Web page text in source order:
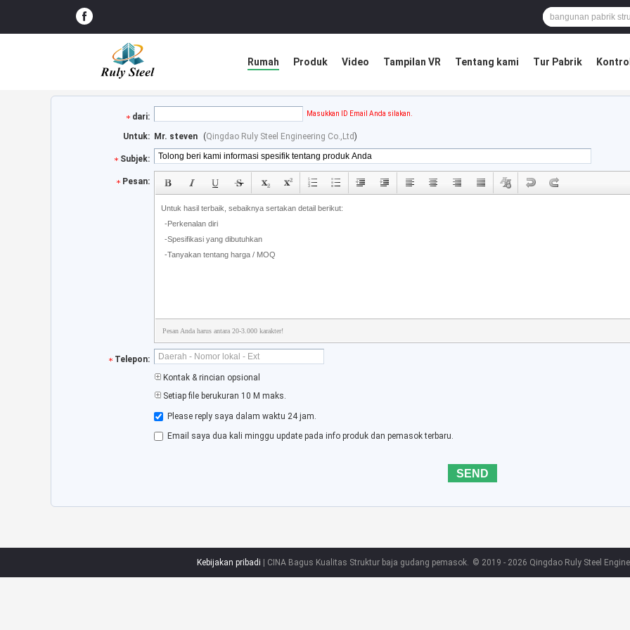
Rumah Produk Video Tampilan VR Tentang kami Tur Pabrik
dari: Masukkan ID Email Anda silakan.
Untuk: Mr. steven (Qingdao Ruly Steel Engineering Co.,Ltd)
Subjek:
Pesan:
Pesan Anda harus antara 20-3.000 karakter!
Telepon:
Kontak & rincian opsional
Setiap file berukuran 10 M maks.
Please reply saya dalam waktu 24 jam.
Email saya dua kali minggu update pada info produk dan pemasok terbaru.
Kebijakan pribadi | CINA Bagus Kualitas Struktur baja gudang pemasok. © 2019 - 2026 Qingdao Ruly Steel